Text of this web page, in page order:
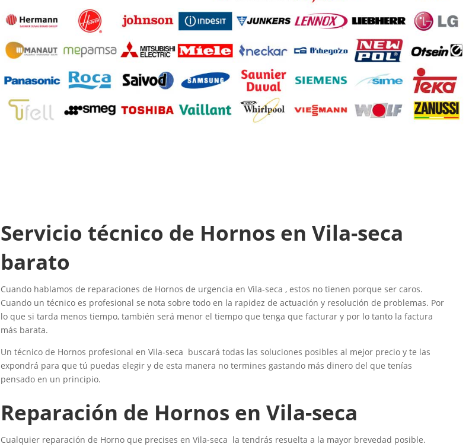
Servicio técnico de Hornos en Vila-seca
barato
Cuando hablamos de reparaciones de Hornos de urgencia en Vila-seca , estos no tienen porque ser caros.
Cuando un técnico es profesional se nota sobre todo en la rapidez de actuación y resolución de problemas. Por
lo que si tarda menos tiempo, también será menor el tiempo que tenga que facturar y por lo tanto la factura
más barata.
Un técnico de Hornos profesional en Vila-seca buscará todas las soluciones posibles al mejor precio y te las
expondrá para que tú puedas elegir y de esta manera no termines gastando más dinero del que tenías
pensado en un principio.
Reparación de Hornos en Vila-seca
Cualquier reparación de Horno que precises en Vila-seca la tendrás resuelta a la mayor brevedad posible.